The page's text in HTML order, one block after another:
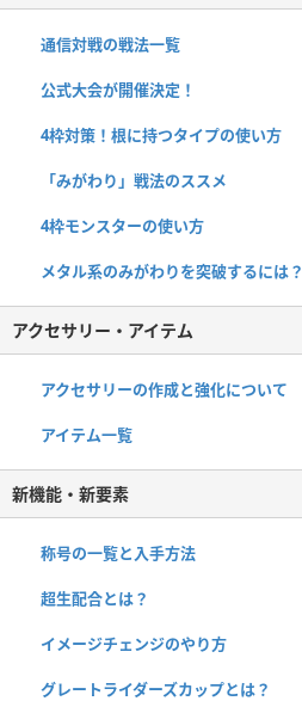
通信対戦の戦法一覧
公式大会が開催決定！
4枠対策！根に持つタイプの使い方
「みがわり」戦法のススメ
4枠モンスターの使い方
メタル系のみがわりを突破するには？
アクセサリー・アイテム
アクセサリーの作成と強化について
アイテム一覧
新機能・新要素
称号の一覧と入手方法
超生配合とは？
イメージチェンジのやり方
グレートライダーズカップとは？